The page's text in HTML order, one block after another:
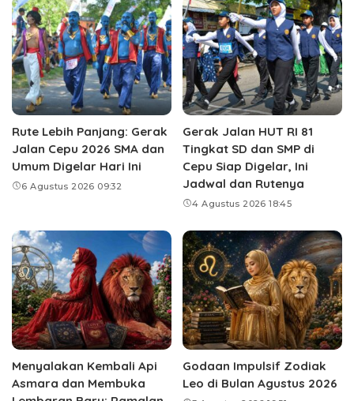
Rute Lebih Panjang: Gerak
Jalan Cepu 2026 SMA dan
Umum Digelar Hari Ini
6 Agustus 2026 09:32
Gerak Jalan HUT RI 81
Tingkat SD dan SMP di
Cepu Siap Digelar, Ini
Jadwal dan Rutenya
4 Agustus 2026 18:45
Menyalakan Kembali Api
Asmara dan Membuka
Godaan Impulsif Zodiak
Leo di Bulan Agustus 2026